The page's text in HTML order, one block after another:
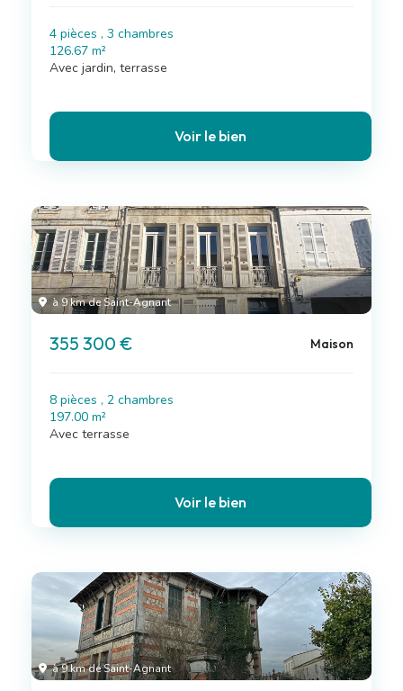
4 pièces , 3 chambres
126.67 m²
Avec jardin, terrasse
Voir le bien
à 9 km de Saint-Agnant
355 300 € Maison
8 pièces , 2 chambres
197.00 m²
Avec terrasse
Voir le bien
à 9 km de Saint-Agnant